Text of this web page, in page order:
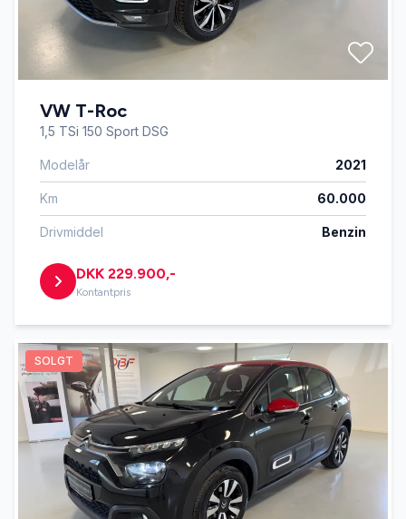
VW T-Roc
1,5 TSi 150 Sport DSG
Modelår 2021
Km 60.000
Drivmiddel Benzin
DKK 229.900,-
Kontantpris
SOLGT